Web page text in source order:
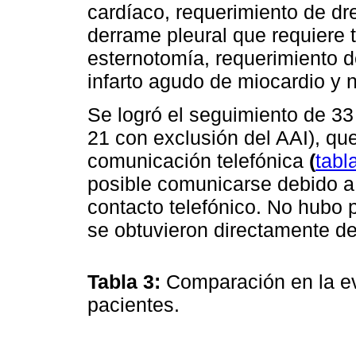
cardíaco, requerimiento de
derrame pleural que
esternotomía, requerimiento
infarto agudo de miocardio y
Se logró el seguimiento de
21 con exclusión del AAI),
comunicación telefónica (
posible comunicarse debido
contacto telefónico. No hubo
se obtuvieron directamente
Tabla 3: Comparación en la
pacientes.